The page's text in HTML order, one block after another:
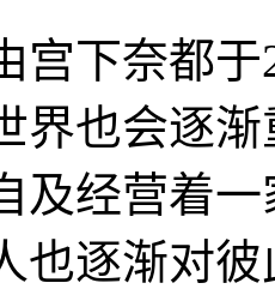
宫下奈都
界也会逐
及经营着
也逐渐对